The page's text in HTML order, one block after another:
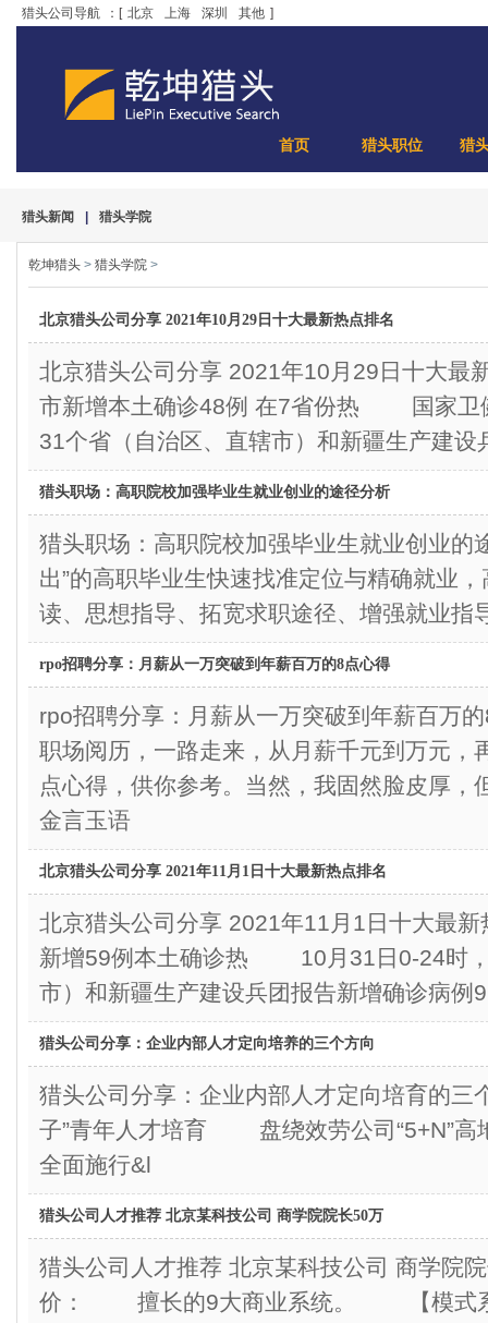
猎头公司导航 ：[ 北京 上海 深圳 其他 ]
首页 猎头职位 猎
猎头新闻 猎头学院
乾坤猎头 > 猎头学院 >
北京猎头公司分享 2021年10月29日十大最新热点排名
北京猎头公司分享 2021年10月29日十大
市新增本土确诊48例 在7省份热 国家卫
31个省（自治区、直辖市）和新疆生产建设
猎头职场：高职院校加强毕业生就业创业的途径分析
猎头职场：高职院校加强毕业生就业创业
出”的高职毕业生快速找准定位与精确就业
读、思想指导、拓宽求职途径、增强就业指
rpo招聘分享：月薪从一万突破到年薪百万的8点心得
rpo招聘分享：月薪从一万突破到年薪百
职场阅历，一路走来，从月薪千元到万元，
点心得，供你参考。当然，我固然脸皮厚，
金言玉语
北京猎头公司分享 2021年11月1日十大最新热点排名
北京猎头公司分享 2021年11月1日十大
新增59例本土确诊热 10月31日0-24时，
市）和新疆生产建设兵团报告新增确诊病例
猎头公司分享：企业内部人才定向培养的三个方向
猎头公司分享：企业内部人才定向培育的
子”青年人才培育 盘绕效劳公司“5+N”高
全面施行&l
猎头公司人才推荐 北京某科技公司 商学院院长50万
猎头公司人才推荐 北京某科技公司 商学
价： 擅长的9大商业系统。 【模式系